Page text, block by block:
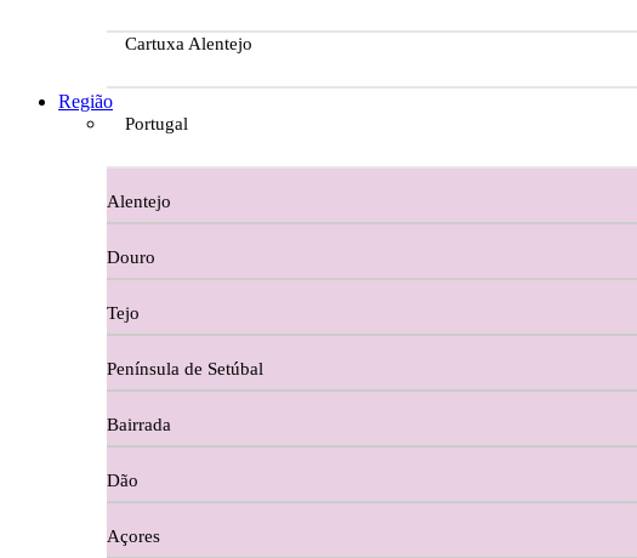
Cartuxa Alentejo
Casa Dos Migueis Douro
Casa Relvas Alentejo
Caves de São João - Bairrada
Charcutaria
Copos e Decanter
Cortes De Reguengo Douro
Digestivos
Região
Portugal
Alentejo
Douro
Tejo
Península de Setúbal
Bairrada
Dão
Açores